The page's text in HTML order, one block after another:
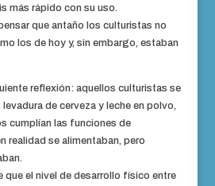
más rápido con su uso.
que antaño los culturistas no
los de hoy y, sin embargo, estaban
reflexión: aquellos culturistas se
de cerveza y leche en polvo,
cumplían las funciones de
realidad se alimentaban, pero
que el nivel de desarrollo físico entre